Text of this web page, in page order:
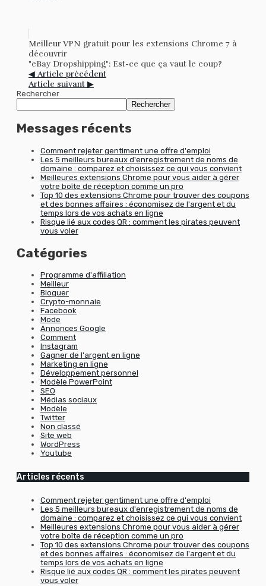
Meilleur VPN gratuit pour les extensions Chrome 7 à
découvrir
"eBay Dropshipping": Est-ce que ça vaut le coup?
◀ Article précédent
Article suivant ▶
Rechercher
Rechercher
Messages récents
Comment rejeter gentiment une offre d'emploi
Les 5 meilleurs bureaux d'enregistrement de noms de
domaine : comparez et choisissez ce qui vous convient
Meilleures extensions Chrome pour vous aider à gérer
votre boîte de réception comme un pro
Top 10 des extensions Chrome pour trouver des coupons
et des bonnes affaires : économisez de l'argent et du
temps lors de vos achats en ligne
Risque lié aux codes QR : comment les pirates peuvent
vous voler
Catégories
Programme d'affiliation
Meilleur
Bloguer
Crypto-monnaie
Facebook
Mode
Annonces Google
Comment
Instagram
Gagner de l'argent en ligne
Marketing en ligne
Développement personnel
Modèle PowerPoint
SEO
Médias sociaux
Modèle
Twitter
Non classé
Site web
WordPress
Youtube
Articles récents
Comment rejeter gentiment une offre d'emploi
Les 5 meilleurs bureaux d'enregistrement de noms de
domaine : comparez et choisissez ce qui vous convient
Meilleures extensions Chrome pour vous aider à gérer
votre boîte de réception comme un pro
Top 10 des extensions Chrome pour trouver des coupons
et des bonnes affaires : économisez de l'argent et du
temps lors de vos achats en ligne
Risque lié aux codes QR : comment les pirates peuvent
vous voler